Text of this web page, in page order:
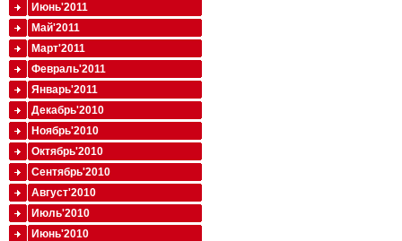
Июнь'2011
Май'2011
Март'2011
Февраль'2011
Январь'2011
Декабрь'2010
Ноябрь'2010
Октябрь'2010
Сентябрь'2010
Август'2010
Июль'2010
Июнь'2010